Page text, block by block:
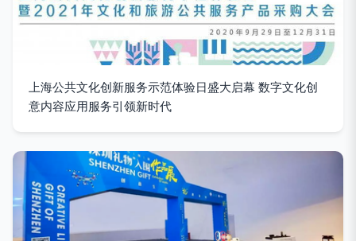
上海公共文化创新服务示范体验日盛大启幕 数字文化创
意内容应用服务引领新时代